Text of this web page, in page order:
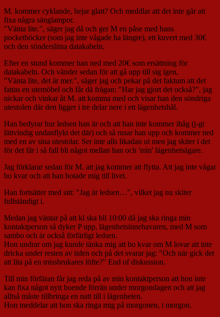
M. kommer cyklande, hejar glatt? Och meddlar att det inte går att
fixa några sänglampor.
"Vänta lite.", säger jag då och ger M en påse med hans
pocketböcker (som jag inte vågade ha längre), ett kuvert med 30€
och den sönderslitna datakabeln.
Efter en stund kommer han ned med 20€ som ersättning för
datakabeln. Och vänder sedan för att gå upp till sig igen,
"Vänta lite, det är mer.", säger jag och pekar på det faktum att det
fattas en utemöbel och får då frågan: "Har jag gjort det också?", jag
nickar och vinkar åt M. att komma med och visar han den söndriga
utestolen där den ligger i tre delar nere i ett lägenhetshål.
Han bedyrar hur ledsen han är och att han inte kommer ihåg (j-gt
lättvindig undanflykt det där) och så rusar han upp och kommer ned
med en av sina utestolar. Ser inte alls likadan ut men jag skiter i det
för det får i så fall bli något mellan han och 'min' lägenhetsägare.
Jag förklarar sedan för M. att jag kommer att flytta. Att jag inte vågar
bo kvar och att han hotade mig till livet.
Han fortsätter med sitt: "Jag är ledsen…", vilket jag nu skiter
fullständigt i.
Medan jag väntar på att kl ska bli 10:00 då jag ska ringa min
kontaktperson så dyker P upp, lägenhetsinnehavaren, med M som
sambo och är också förfärligt ledsen.
Hon undrar om jag kunde tänka mig att bo kvar om M lovar att inte
dricka under resten av tiden och på det svarar jag: "Och när gick det
att lita på en missbrukares löfte?" End of diskussion.
Till min förfäran får jag reda på av min kontaktperson att hon inte
kan fixa något nytt boende förrän under morgondagen och att jag
alltså måste tillbringa en natt till i lägenheten.
Hon meddelar att hon ska ringa mig på morgonen, i morgon.